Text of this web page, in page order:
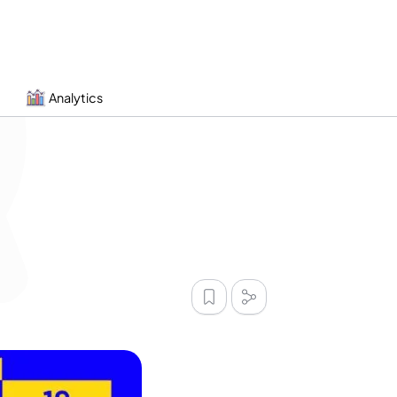
Analytics